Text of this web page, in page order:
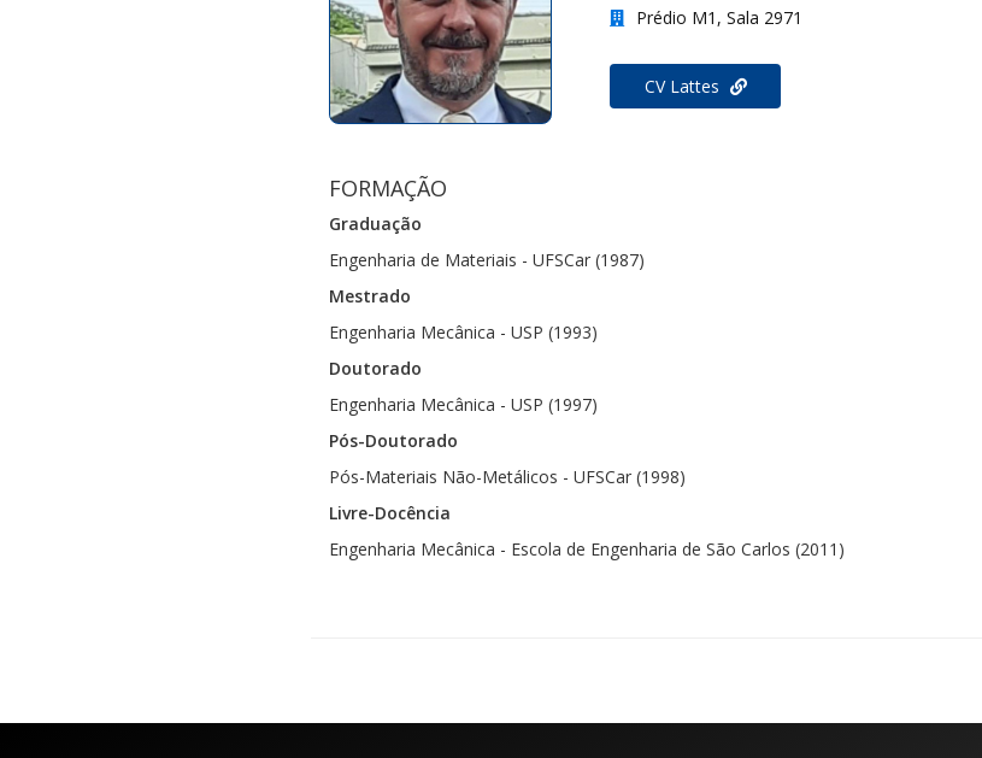
Prédio M1, Sala 2971
CV Lattes
FORMAÇÃO
Graduação
Engenharia de Materiais - UFSCar (1987)
Mestrado
Engenharia Mecânica - USP (1993)
Doutorado
Engenharia Mecânica - USP (1997)
Pós-Doutorado
Pós-Materiais Não-Metálicos - UFSCar (1998)
Livre-Docência
Engenharia Mecânica - Escola de Engenharia de São Carlos (2011)